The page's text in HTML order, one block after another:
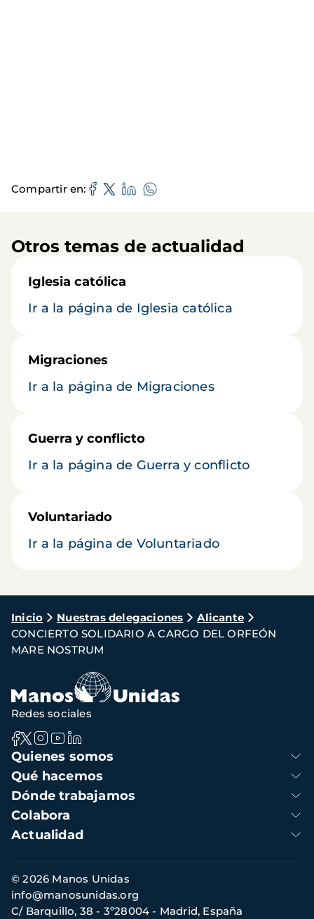
Compartir en
Otros temas de actualidad
Iglesia católica
Ir a la página de Iglesia católica
Migraciones
Ir a la página de Migraciones
Guerra y conflicto
Ir a la página de Guerra y conflicto
Voluntariado
Ir a la página de Voluntariado
Ruta
de
navegación
Inicio Nuestras delegaciones
Alicante
CONCIERTO SOLIDARIO A CARGO DEL ORFEÓN
MARE NOSTRUM
Navegación
principal
Quienes somos
Qué hacemos
Dónde trabajamos
Colabora
Actualidad
Redes sociales
Información
de
contacto
© 2026 Manos Unidas
C/ Barquillo, 38 - 3º28004 - Madrid, España
info@manosunidas.org